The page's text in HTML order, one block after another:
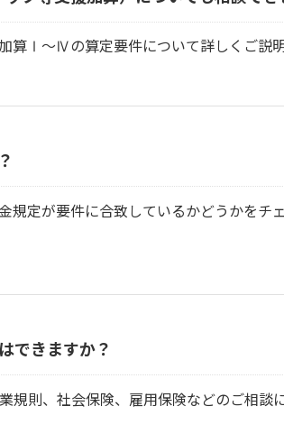
算Ⅰ～Ⅳの算定要件について詳しくご説明
規定が要件に合致しているかどうかをチ
できますか？
則、社会保険、雇用保険などのご相談